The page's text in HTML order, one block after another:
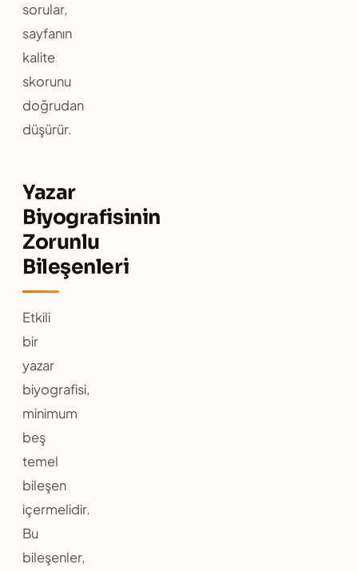
sorular,
sayfanın
kalite
skorunu
doğrudan
düşürür.
Yazar
Biyografisinin
Zorunlu
Bileşenleri
Etkili
bir
yazar
biyografisi,
minimum
beş
temel
bileşen
içermelidir.
Bu
bileşenler,